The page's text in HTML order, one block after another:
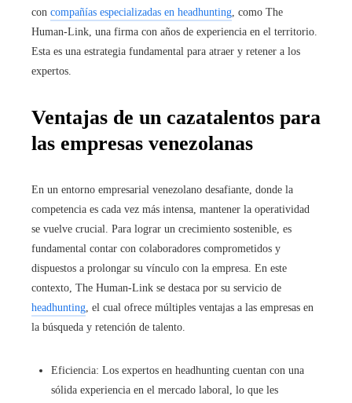
con compañías especializadas en headhunting, como The
Human-Link, una firma con años de experiencia en el territorio.
Esta es una estrategia fundamental para atraer y retener a los
expertos.
Ventajas de un cazatalentos para
las empresas venezolanas
En un entorno empresarial venezolano desafiante, donde la
competencia es cada vez más intensa, mantener la operatividad
se vuelve crucial. Para lograr un crecimiento sostenible, es
fundamental contar con colaboradores comprometidos y
dispuestos a prolongar su vínculo con la empresa. En este
contexto, The Human-Link se destaca por su servicio de
headhunting, el cual ofrece múltiples ventajas a las empresas en
la búsqueda y retención de talento.
Eficiencia: Los expertos en headhunting cuentan con una
sólida experiencia en el mercado laboral, lo que les